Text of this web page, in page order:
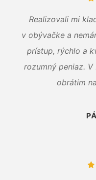
Realizovali mi
v obývačke a
prístup, rýchlo a
rozumný peniaz.
obrátim